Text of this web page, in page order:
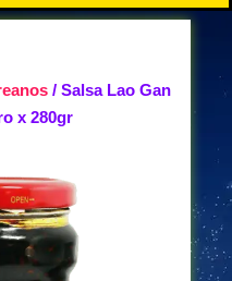
/ Salsa Lao Gan
x 280gr